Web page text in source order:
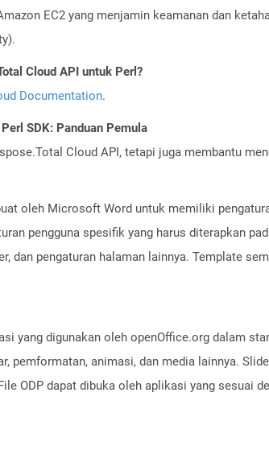
EC2 yang menjamin keamanan dan
Cloud API untuk Perl?
Documentation.
SDK: Panduan Pemula
Cloud API, tetapi juga membantu
oleh Microsoft Word untuk memiliki
pengguna spesifik yang harus diterapkan
dan pengaturan halaman lainnya. Template
yang digunakan oleh openOffice.org dalam
pemformatan, animasi, dan media lainnya.
ODP dapat dibuka oleh aplikasi yang sesuai